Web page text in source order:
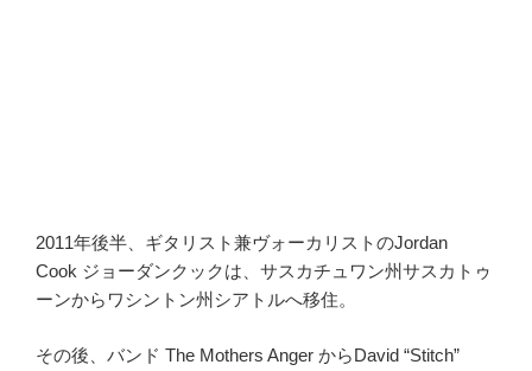
2011年後半、ギタリスト兼ヴォーカリストのJordan
Cook ジョーダンクックは、サスカチュワン州サスカトゥ
ーンからワシントン州シアトルへ移住。
その後、バンド The Mothers Anger からDavid “Stitch”